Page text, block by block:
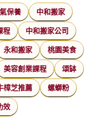
保養 中和搬家
程 中和搬家公司
永和搬家 桃園美食
美容創業課程 頌缽
樟芝推薦 螺螄粉
效